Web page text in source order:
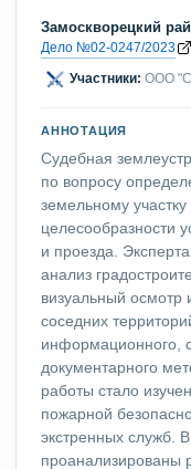
Замоскворецкий
Дело №02-0247/2023
Участники: ООО
АННОТАЦИЯ
Судебная
по вопросу
земельному
целесообразности
и проезда.
анализ
визуальный осмотр
соседних
информационного,
документарного
работы стало
пожарной
экстренных служб.
проанализированы